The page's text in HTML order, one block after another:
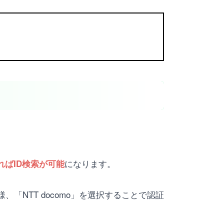
ばID検索が可能になります。
「NTT docomo」を選択することで認証